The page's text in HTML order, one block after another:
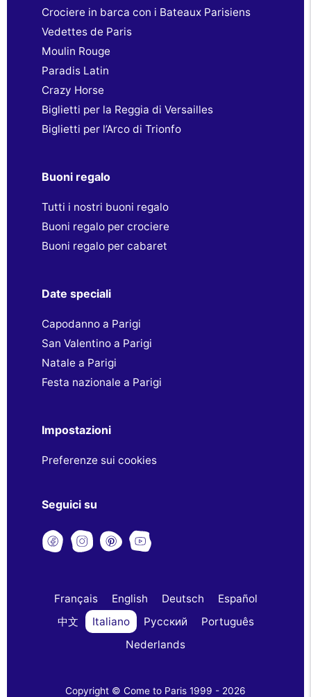
Crociere in barca con i Bateaux Parisiens
Vedettes de Paris
Moulin Rouge
Paradis Latin
Crazy Horse
Biglietti per la Reggia di Versailles
Biglietti per l’Arco di Trionfo
Buoni regalo
Tutti i nostri buoni regalo
Buoni regalo per crociere
Buoni regalo per cabaret
Date speciali
Capodanno a Parigi
San Valentino a Parigi
Natale a Parigi
Festa nazionale a Parigi
Impostazioni
Preferenze sui cookies
Seguici su
Français English Deutsch
Español
中文
Italiano Русский
Português
Nederlands
Copyright © Come to Paris 1999 - 2026